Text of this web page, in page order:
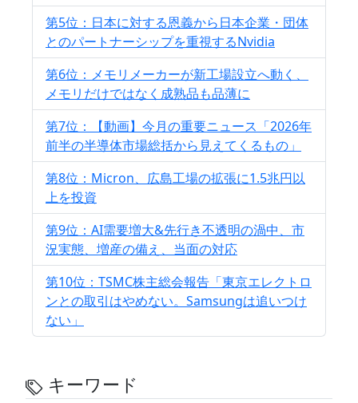
第5位：日本に対する恩義から日本企業・団体
とのパートナーシップを重視するNvidia
第6位：メモリメーカーが新工場設立へ動く、
メモリだけではなく成熟品も品薄に
第7位：【動画】今月の重要ニュース「2026年
前半の半導体市場総括から見えてくるもの」
第8位：Micron、広島工場の拡張に1.5兆円以
上を投資
第9位：AI需要増大&先行き不透明の渦中、市
況実態、増産の備え、当面の対応
第10位：TSMC株主総会報告「東京エレクトロ
ンとの取引はやめない。Samsungは追いつけ
ない」
キーワード